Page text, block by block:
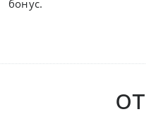
бонус.
от